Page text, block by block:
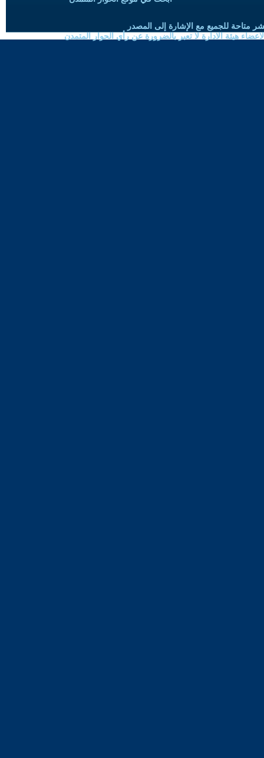
متاحة للجميع مع الإشارة إلى المصدر
هيئة الادارة لا تعبر بالضرورة عن رأي الحوار المتمدن